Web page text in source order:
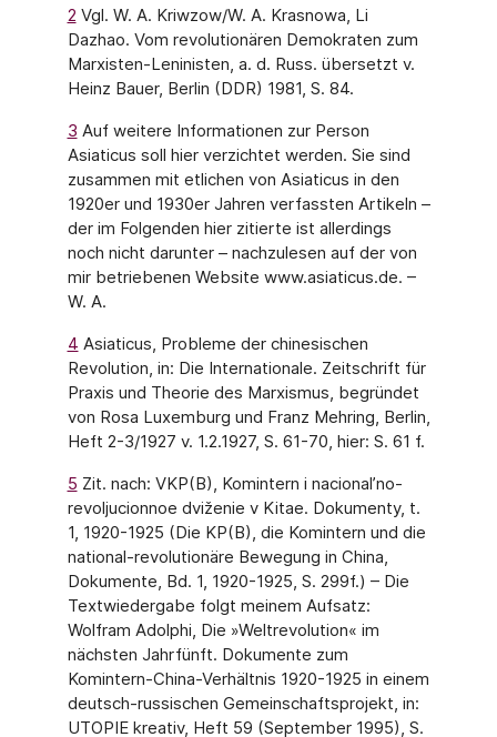
2 Vgl. W. A. Kriwzow/W. A. Krasnowa, Li
Dazhao. Vom revolutionären Demokraten zum
Marxisten-Leninisten, a. d. Russ. übersetzt v.
Heinz Bauer, Berlin (DDR) 1981, S. 84.
3 Auf weitere Informationen zur Person
Asiaticus soll hier verzichtet werden. Sie sind
zusammen mit etlichen von Asiaticus in den
1920er und 1930er Jahren verfassten Artikeln –
der im Folgenden hier zitierte ist allerdings
noch nicht darunter – nachzulesen auf der von
mir betriebenen Website www.asiaticus.de. –
W. A.
4 Asiaticus, Probleme der chinesischen
Revolution, in: Die Internationale. Zeitschrift für
Praxis und Theorie des Marxismus, begründet
von Rosa Luxemburg und Franz Mehring, Berlin,
Heft 2-3/1927 v. 1.2.1927, S. 61-70, hier: S. 61 f.
5 Zit. nach: VKP(B), Komintern i nacional’no-
revoljucionnoe dviženie v Kitae. Dokumenty, t.
1, 1920-1925 (Die KP(B), die Komintern und die
national-revolutionäre Bewegung in China,
Dokumente, Bd. 1, 1920-1925, S. 299f.) – Die
Textwiedergabe folgt meinem Aufsatz:
Wolfram Adolphi, Die »Weltrevolution« im
nächsten Jahrfünft. Dokumente zum
Komintern-China-Verhältnis 1920-1925 in einem
deutsch-russischen Gemeinschaftsprojekt, in:
UTOPIE kreativ, Heft 59 (September 1995), S.